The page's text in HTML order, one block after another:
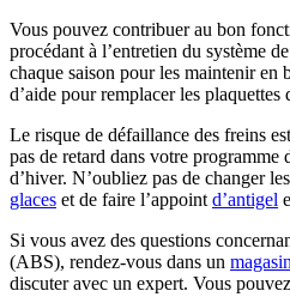
Vous pouvez contribuer au bon
procédant à l’entretien du système
chaque saison pour les maintenir en
d’aide pour remplacer les plaquettes
Le risque de défaillance des freins
pas de retard dans votre programme
d’hiver. N’oubliez pas de changer
glaces et de faire l’appoint d’antigel
Si vous avez des questions
(ABS), rendez-vous dans un
discuter avec un expert. Vous